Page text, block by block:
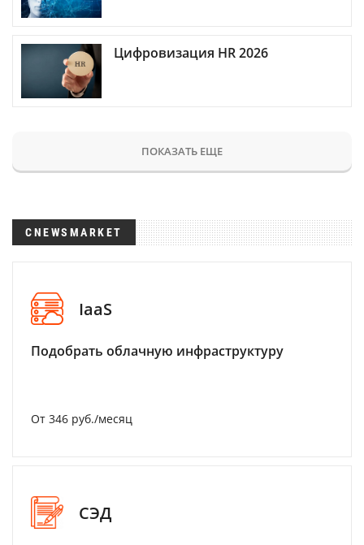
Цифровизация HR 2026
ПОКАЗАТЬ ЕЩЕ
CNEWSMARKET
IaaS
Подобрать облачную инфраструктуру
От 346 руб./месяц
СЭД